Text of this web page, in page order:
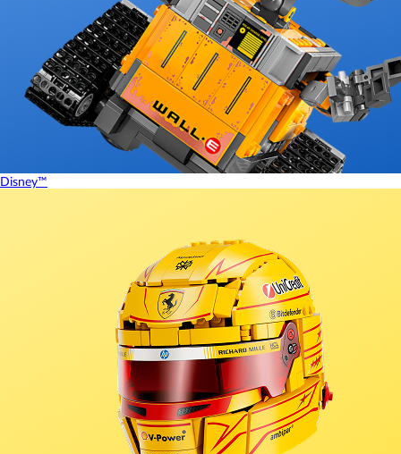
Disney™